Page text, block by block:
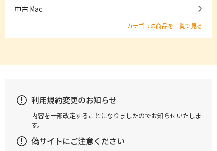
中古 Mac
カテゴリの商品を一覧で見る
利用規約変更のお知らせ
内容を一部改定することになりましたのでお知らせいたしま
す。
偽サイトにご注意ください